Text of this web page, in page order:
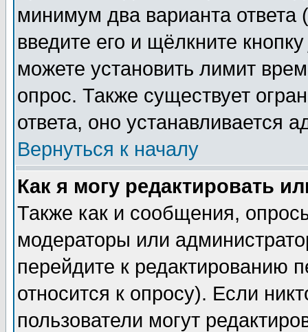
минимум два варианта ответа
введите его и щёлкните
можете установить лимит
опрос. Также существует
ответа, оно устанавливается
Вернуться к началу
Как я могу редактировать
Также как и сообщения,
модераторы или
перейдите к редактированию
относится к опросу). Если
пользователи могут